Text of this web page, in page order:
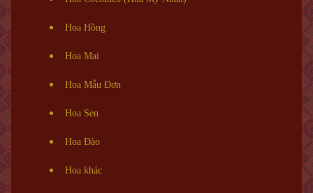
Hoa Hồng
Hoa Mai
Hoa Mẫu Đơn
Hoa Sen
Hoa Đào
Hoa khác